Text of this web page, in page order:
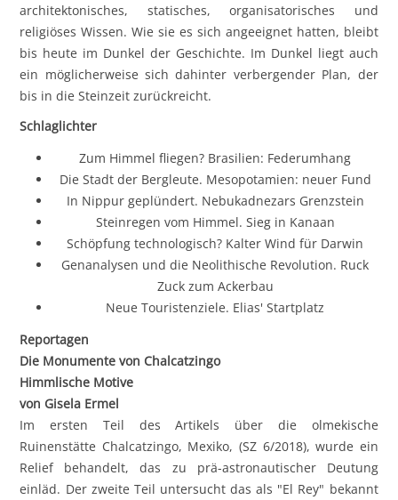
architektonisches, statisches, organisatorisches und
religiöses Wissen. Wie sie es sich angeeignet hatten, bleibt
bis heute im Dunkel der Geschichte. Im Dunkel liegt auch
ein möglicherweise sich dahinter verbergender Plan, der
bis in die Steinzeit zurückreicht.
Schlaglichter
Zum Himmel fliegen? Brasilien: Federumhang
Die Stadt der Bergleute. Mesopotamien: neuer Fund
In Nippur geplündert. Nebukadnezars Grenzstein
Steinregen vom Himmel. Sieg in Kanaan
Schöpfung technologisch? Kalter Wind für Darwin
Genanalysen und die Neolithische Revolution. Ruck
Zuck zum Ackerbau
Neue Touristenziele. Elias' Startplatz
Reportagen
Die Monumente von Chalcatzingo
Himmlische Motive
von Gisela Ermel
Im ersten Teil des Artikels über die olmekische
Ruinenstätte Chalcatzingo, Mexiko, (SZ 6/2018), wurde ein
Relief behandelt, das zu prä-astronautischer Deutung
einläd. Der zweite Teil untersucht das als "El Rey" bekannt